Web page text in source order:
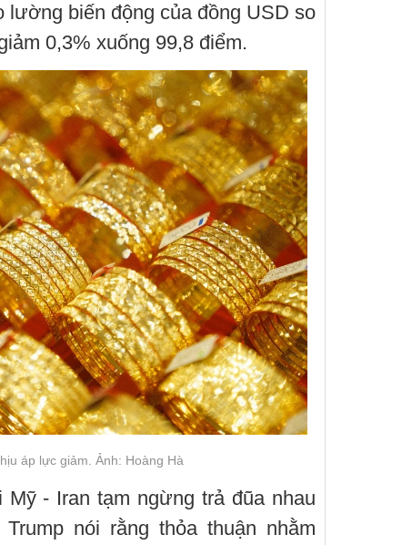
lường biến động của đồng USD so
0,3% xuống 99,8 điểm.
áp lực giảm. Ảnh: Hoàng Hà
- Iran tạm ngừng trả đũa nhau
nói rằng thỏa thuận nhằm